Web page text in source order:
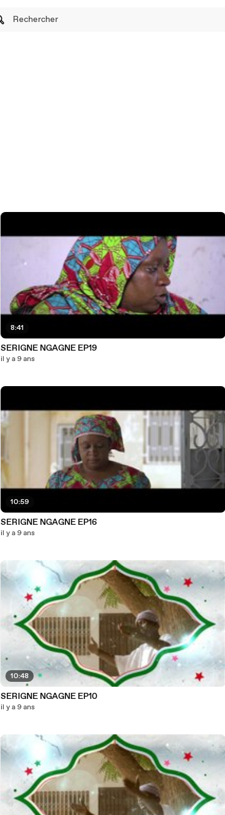
Rechercher
8:41
SERIGNE NGAGNE EP19
il y a 9 ans
10:59
SERIGNE NGAGNE EP16
il y a 9 ans
10:48
SERIGNE NGAGNE EP10
il y a 9 ans